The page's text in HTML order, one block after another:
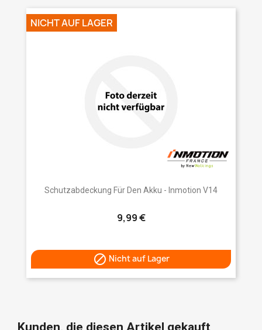
Schutzabdeckung Für Den Akku - Inmotion V14
9,99 €
 Nicht auf Lager
NICHT AUF LAGER
Kunden, die diesen Artikel gekauft